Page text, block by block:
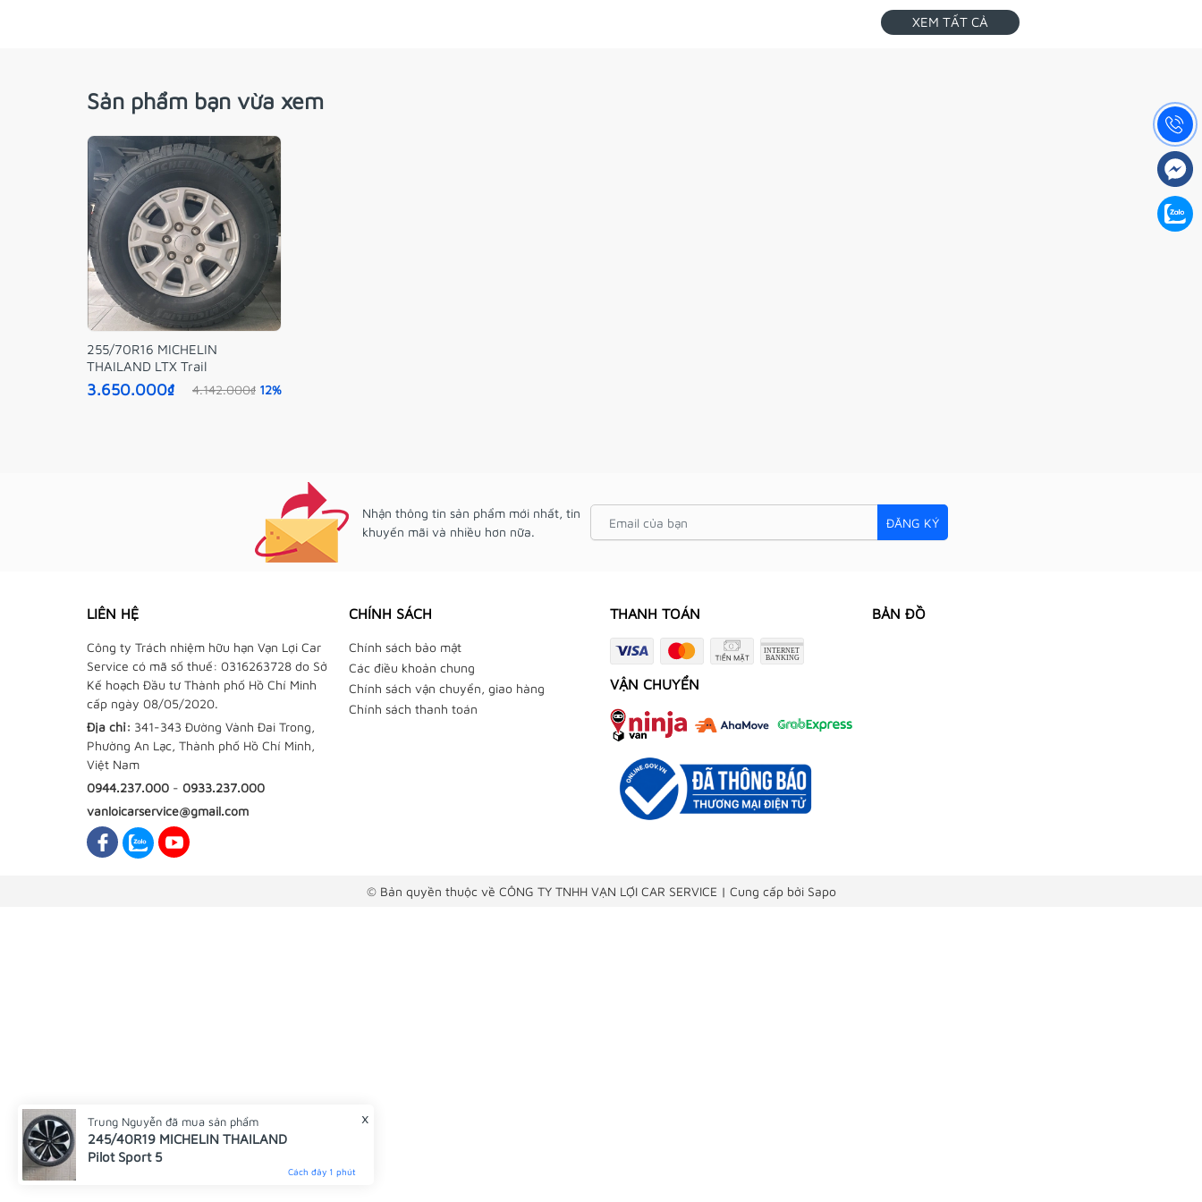
XEM TẤT CẢ
Sản phẩm bạn vừa xem
255/70R16 MICHELIN
THAILAND LTX Trail
3.650.000₫ 4.142.000₫ 12%
Nhận thông tin sản phẩm mới nhất, tin
khuyến mãi và nhiều hơn nữa.
ĐĂNG KÝ
LIÊN HỆ
Công ty Trách nhiệm hữu hạn Vạn Lợi Car
Service có mã số thuế: 0316263728 do Sở
Kế hoạch Đầu tư Thành phố Hồ Chí Minh
cấp ngày 08/05/2020.
Địa chỉ: 341-343 Đường Vành Đai Trong,
Phường An Lạc, Thành phố Hồ Chí Minh,
Việt Nam
0944.237.000 - 0933.237.000
vanloicarservice@gmail.com
CHÍNH SÁCH
Chính sách bảo mật
Các điều khoản chung
Chính sách vận chuyển, giao hàng
Chính sách thanh toán
THANH TOÁN
VẬN CHUYỂN
BẢN ĐỒ
© Bản quyền thuộc về CÔNG TY TNHH VẠN LỢI CAR SERVICE | Cung cấp bởi Sapo
x
Trung Nguyễn đã mua sản phẩm
245/40R19 MICHELIN THAILAND
Pilot Sport 5
Cách đây 1 phút